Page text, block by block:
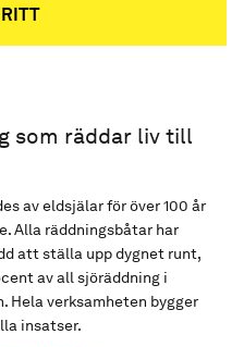
som räddar liv till
av eldsjälar för över 100 år
Alla räddningsbåtar har
att ställa upp dygnet runt,
av all sjöräddning i
Hela verksamheten bygger
insatser.